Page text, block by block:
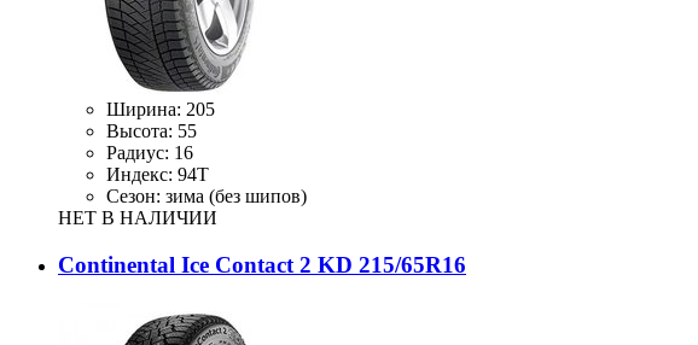
Ширина: 205
Высота: 55
Радиус: 16
Индекс: 94T
Сезон: зима (без шипов)
НЕТ В НАЛИЧИИ
Continental Ice Contact 2 KD 215/65R16